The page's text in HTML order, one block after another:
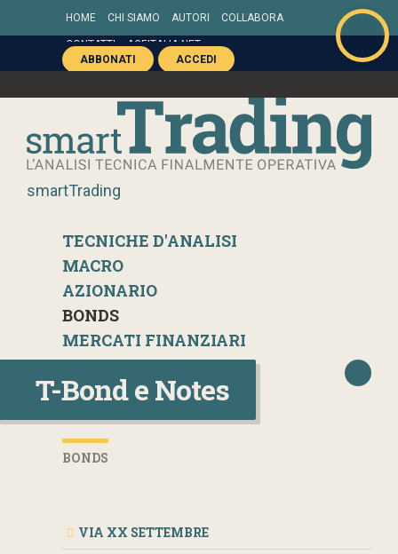
HOME CHI SIAMO AUTORI COLLABORA
CONTATTI
AGEITALIA.NET
ABBONATI
ACCEDI
smartTrading
TECNICHE D'ANALISI
MACRO
AZIONARIO
BONDS
MERCATI FINANZIARI
T-Bond e Notes
BONDS
VIA XX SETTEMBRE